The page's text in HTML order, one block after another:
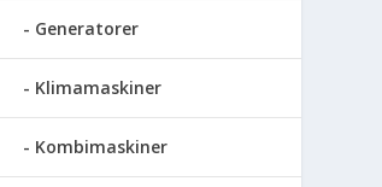
Generatorer
Klimamaskiner
Kombimaskiner